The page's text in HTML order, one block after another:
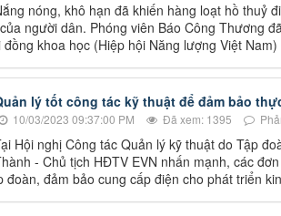
nóng, khô hạn đã khiến hàng loạt hồ thuỷ
người dân. Phóng viên Báo Công Thương
khoa học (Hiệp hội Năng lượng Việt
lý tốt công tác kỹ thuật để đảm bảo
10/03/2023 09:37:00 PM Đã xem: 1395
Hội nghị Công tác Quản lý kỹ thuật do Tập
- Chủ tịch HĐTV EVN nhấn mạnh, các
đoàn, đảm bảo cung cấp điện cho phát triển